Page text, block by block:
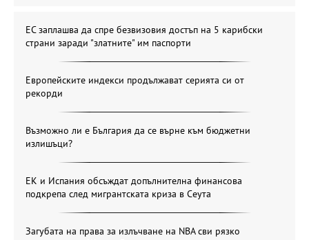
ЕС заплашва да спре безвизовия достъп на 5 карибски
страни заради "златните" им паспорти
Европейските индекси продължават серията си от
рекорди
Възможно ли е България да се върне към бюджетни
излишъци?
ЕК и Испания обсъждат допълнителна финансова
подкрепа след мигрантската криза в Сеута
Загубата на права за излъчване на NBA сви рязко